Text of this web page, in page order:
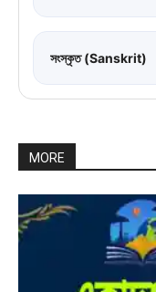
সংস্কৃত (Sanskrit)
MORE